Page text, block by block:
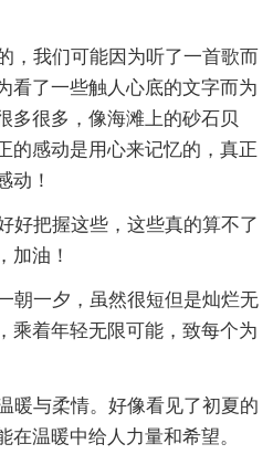
，我们可能因为听了一首歌而
看了一些触人心底的文字而为
多很多，像海滩上的砂石贝
的感动是用心来记忆的，真正
动！
好把握这些，这些真的算不了
加油！
朝一夕，虽然很短但是灿烂无
乘着年轻无限可能，致每个为
暖与柔情。好像看见了初夏的
在温暖中给人力量和希望。